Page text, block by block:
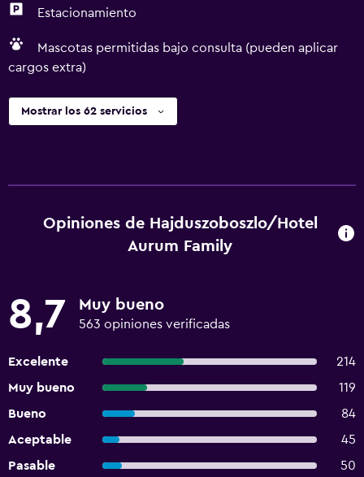
Estacionamiento
Mascotas permitidas bajo consulta (pueden aplicar
cargos extra)
Mostrar los 62 servicios
Opiniones de Hajduszoboszlo/Hotel
Aurum Family
8,7 Muy bueno
563 opiniones verificadas
Excelente
214
Muy bueno
119
Bueno
84
Aceptable
45
Pasable
50